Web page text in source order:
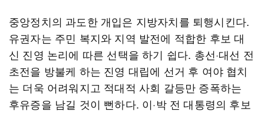
중앙정치의 과도한 개입은 지방자치를 퇴행시킨다.
유권자는 주민 복지와 지역 발전에 적합한 후보 대
신 진영 논리에 따른 선택을 하기 쉽다. 총선·대선 전
초전을 방불케 하는 진영 대립에 선거 후 여야 협치
는 더욱 어려워지고 적대적 사회 갈등만 증폭하는
후유증을 남길 것이 뻔하다. 이·박 전 대통령의 후보